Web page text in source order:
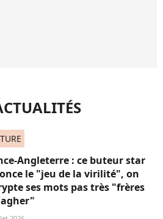
Angleterre : ce buteur star
le "jeu de la virilité", on
ses mots pas très "frères